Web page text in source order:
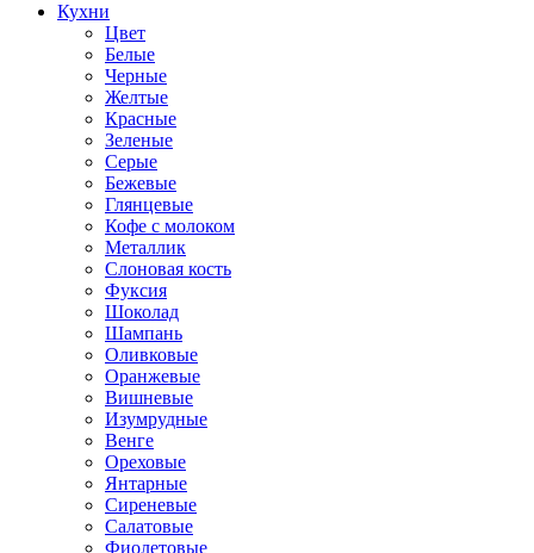
Кухни
Цвет
Белые
Черные
Желтые
Красные
Зеленые
Серые
Бежевые
Глянцевые
Кофе с молоком
Металлик
Слоновая кость
Фуксия
Шоколад
Шампань
Оливковые
Оранжевые
Вишневые
Изумрудные
Венге
Ореховые
Янтарные
Сиреневые
Салатовые
Фиолетовые